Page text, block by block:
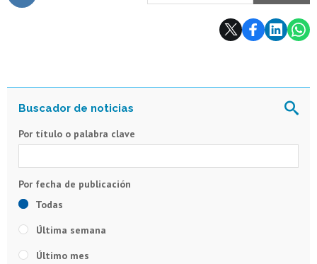
Por título o palabra clave
Todas
Última semana
Último mes